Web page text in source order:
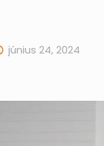
június 24, 2024